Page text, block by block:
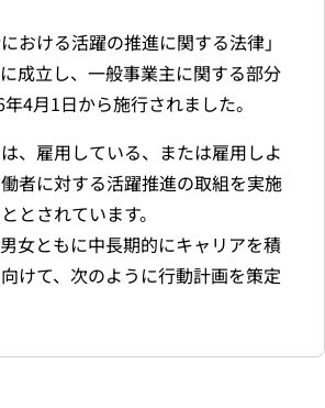
おける活躍の推進に関する法律」
成立し、一般事業主に関する部分
4月1日から施行されました。
、雇用している、または雇用しよ
者に対する活躍推進の取組を実施
とされています。
女ともに中長期的にキャリアを積
けて、次のように行動計画を策定